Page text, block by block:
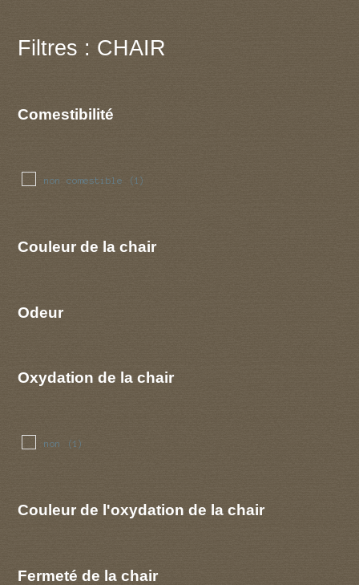
Filtres : CHAIR
Comestibilité
non comestible (1)
Couleur de la chair
Odeur
Oxydation de la chair
non (1)
Couleur de l'oxydation de la chair
Fermeté de la chair